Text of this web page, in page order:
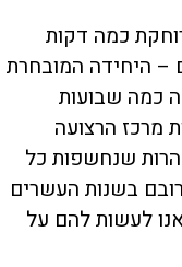
כמה דקות
– היחידה המובחרת
כמה שבועות
מרכז הרצועה
שנחשפות כל
בשנות העשרים
לעשות להם על